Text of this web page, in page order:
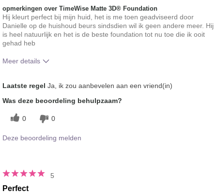
opmerkingen over TimeWise Matte 3D® Foundation
Hij kleurt perfect bij mijn huid, het is me toen geadviseerd door
Danielle op de huishoud beurs sindsdien wil ik geen andere meer. Hij
is heel natuurlijk en het is de beste foundation tot nu toe die ik ooit
gehad heb
Meer details
met andere door je gebruikte merken
decoratieve make-up?
Laatste regel Ja, ik zou aanbevelen aan een vriend(in)
Was deze beoordeling behulpzaam?
0 0
Deze beoordeling melden
5
Perfect